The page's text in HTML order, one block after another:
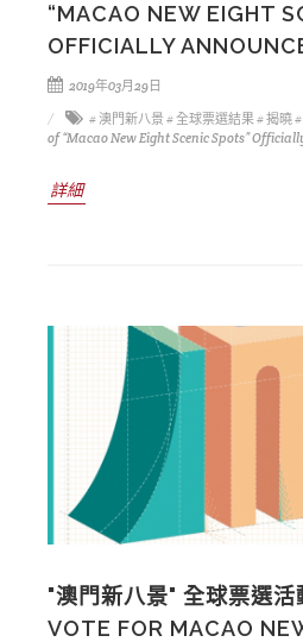
“MACAO NEW EIGHT
OFFICIALLY
2019年03月29日
# 澳門新八景# 全球票選結果# 揭曉
of “Macao New Eight Scenic Spots”
詳細
"澳門新八景" 全球票選
VOTE FOR MACAO